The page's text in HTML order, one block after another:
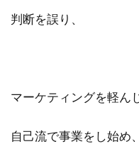
判断を誤り、
マーケティングを軽ん
自己流で事業をし始め、